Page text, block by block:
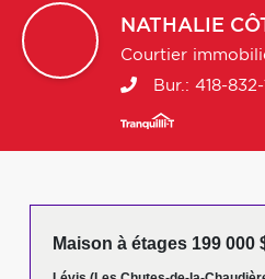
NATHALIE
Courtier
Bur.: 418-832-
Maison à étages 199 000